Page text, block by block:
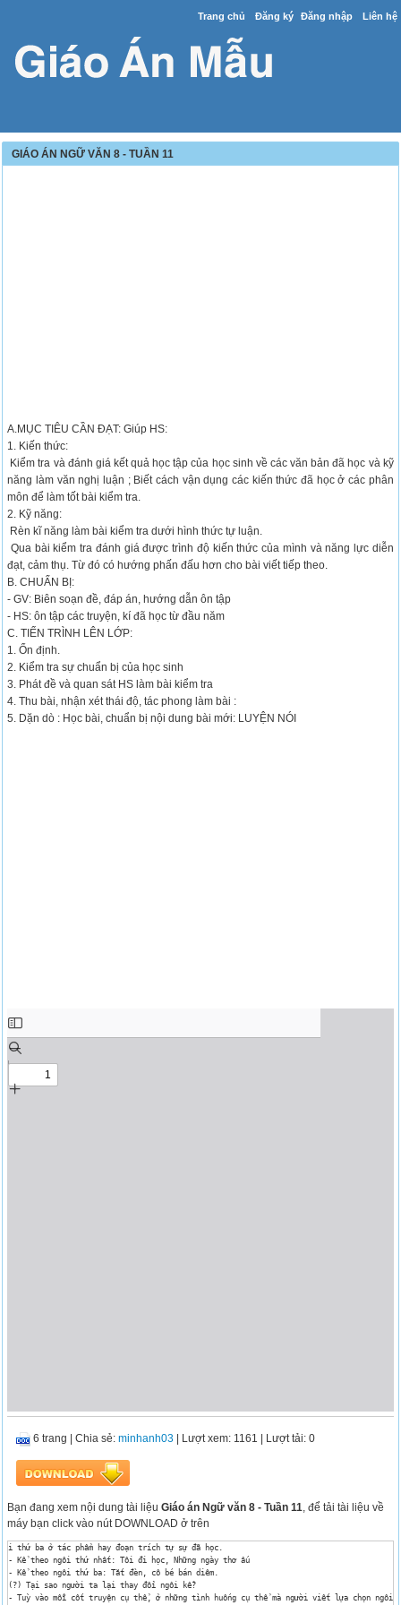
Trang chủ Đăng ký Đăng nhập Liên hệ
GIÁO ÁN NGỮ VĂN 8 - TUẦN 11
A.MỤC TIÊU CẦN ĐẠT: Giúp HS:
1. Kiến thức:
Kiểm tra và đánh giá kết quả học tập của học sinh về các văn bản đã học và kỹ
năng làm văn nghị luận ; Biết cách vận dụng các kiến thức đã học ở các phân
môn để làm tốt bài kiểm tra.
2. Kỹ năng:
Rèn kĩ năng làm bài kiểm tra dưới hình thức tự luận.
Qua bài kiểm tra đánh giá được trình độ kiến thức của mình và năng lực diễn
đạt, cảm thụ. Từ đó có hướng phấn đấu hơn cho bài viết tiếp theo.
B. CHUẨN BỊ:
- GV: Biên soạn đề, đáp án, hướng dẫn ôn tập
- HS: ôn tập các truyện, kí đã học từ đầu năm
C. TIẾN TRÌNH LÊN LỚP:
1. Ổn định.
2. Kiểm tra sự chuẩn bị của học sinh
3. Phát đề và quan sát HS làm bài kiểm tra
4. Thu bài, nhận xét thái độ, tác phong làm bài :
5. Dặn dò : Học bài, chuẩn bị nội dung bài mới: LUYỆN NÓI
6 trang |Chia sẻ:minhanh03 | Lượt xem: 1161 | Lượt tải: 0
Bạn đang xem nội dung tài liệuGiáo án Ngữ văn 8 - Tuần 11, để tải tài liệu về
máy bạn click vào nút DOWNLOAD ở trên
i thứ ba ở tác phẩm hay đoạn trích tự sự đã học.
- Kể theo ngôi thứ nhất: Tôi đi học, Những ngày thơ ấu
- Kể theo ngôi thứ ba: Tắt đèn, cô bé bán diêm.
(?) Tại sao người ta lại thay đổi ngôi kể?
- Tuỳ vào mỗi cốt truyện cụ thể, ở những tình huống cụ thể mà người viết lựa chọn